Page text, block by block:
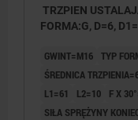
TRZPIEN
FORMA:G, D=6,
GWINT=M16 TYP
ŚREDNICA
L1=61
L2=10 F X
SIŁA SPRĘŻYNY